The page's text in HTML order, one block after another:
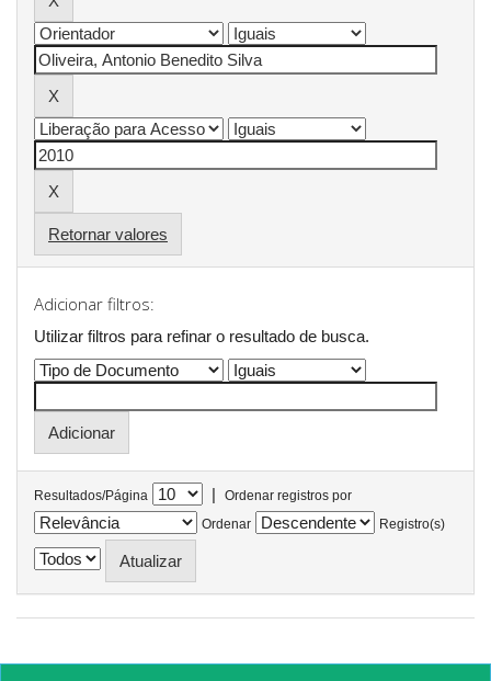
Retornar valores
Adicionar filtros:
Utilizar filtros para refinar o resultado de busca.
Resultados/Página |
Ordenar registros por
Ordenar
Registro(s)